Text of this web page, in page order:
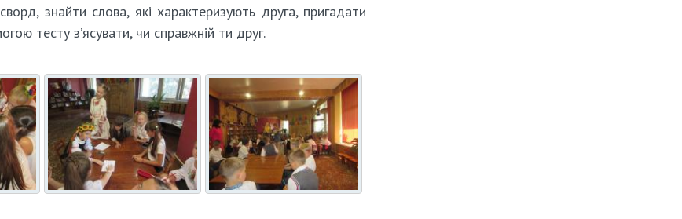
знайти слова, які характеризують друга, пригадати
тесту з’ясувати, чи справжній ти друг.